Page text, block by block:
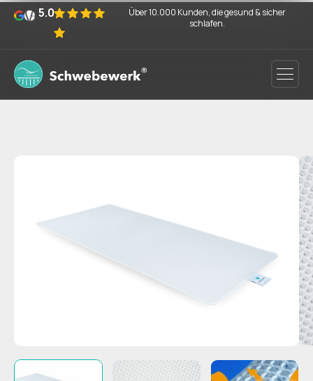
5.0
Über 10.000 Kunden, die gesund & sicher
schlafen.